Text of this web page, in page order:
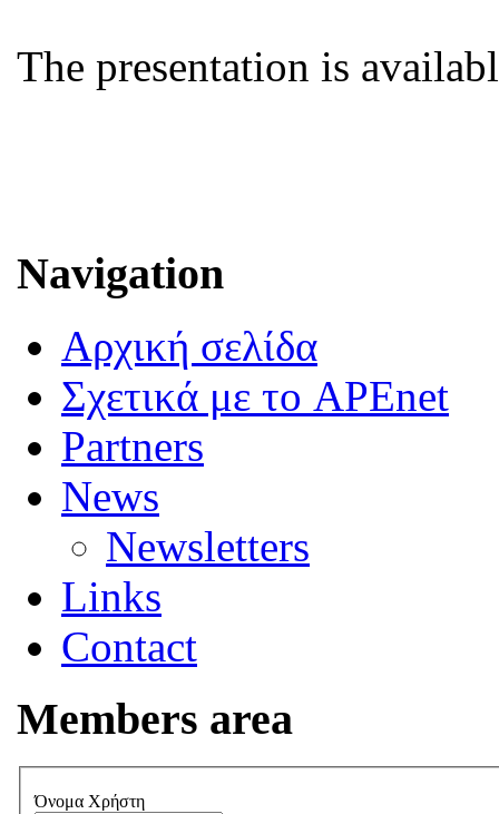
The presentation is
Navigation
Αρχική σελίδα
Σχετικά με το APEnet
Partners
News
Newsletters
Links
Contact
Members area
Όνομα Χρήστη